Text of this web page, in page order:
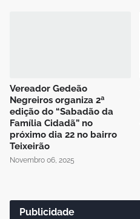
Vereador Gedeão
Negreiros organiza 2ª
edição do “Sabadão da
Família Cidadã” no
próximo dia 22 no bairro
Teixeirão
Novembro 06, 2025
Publicidade